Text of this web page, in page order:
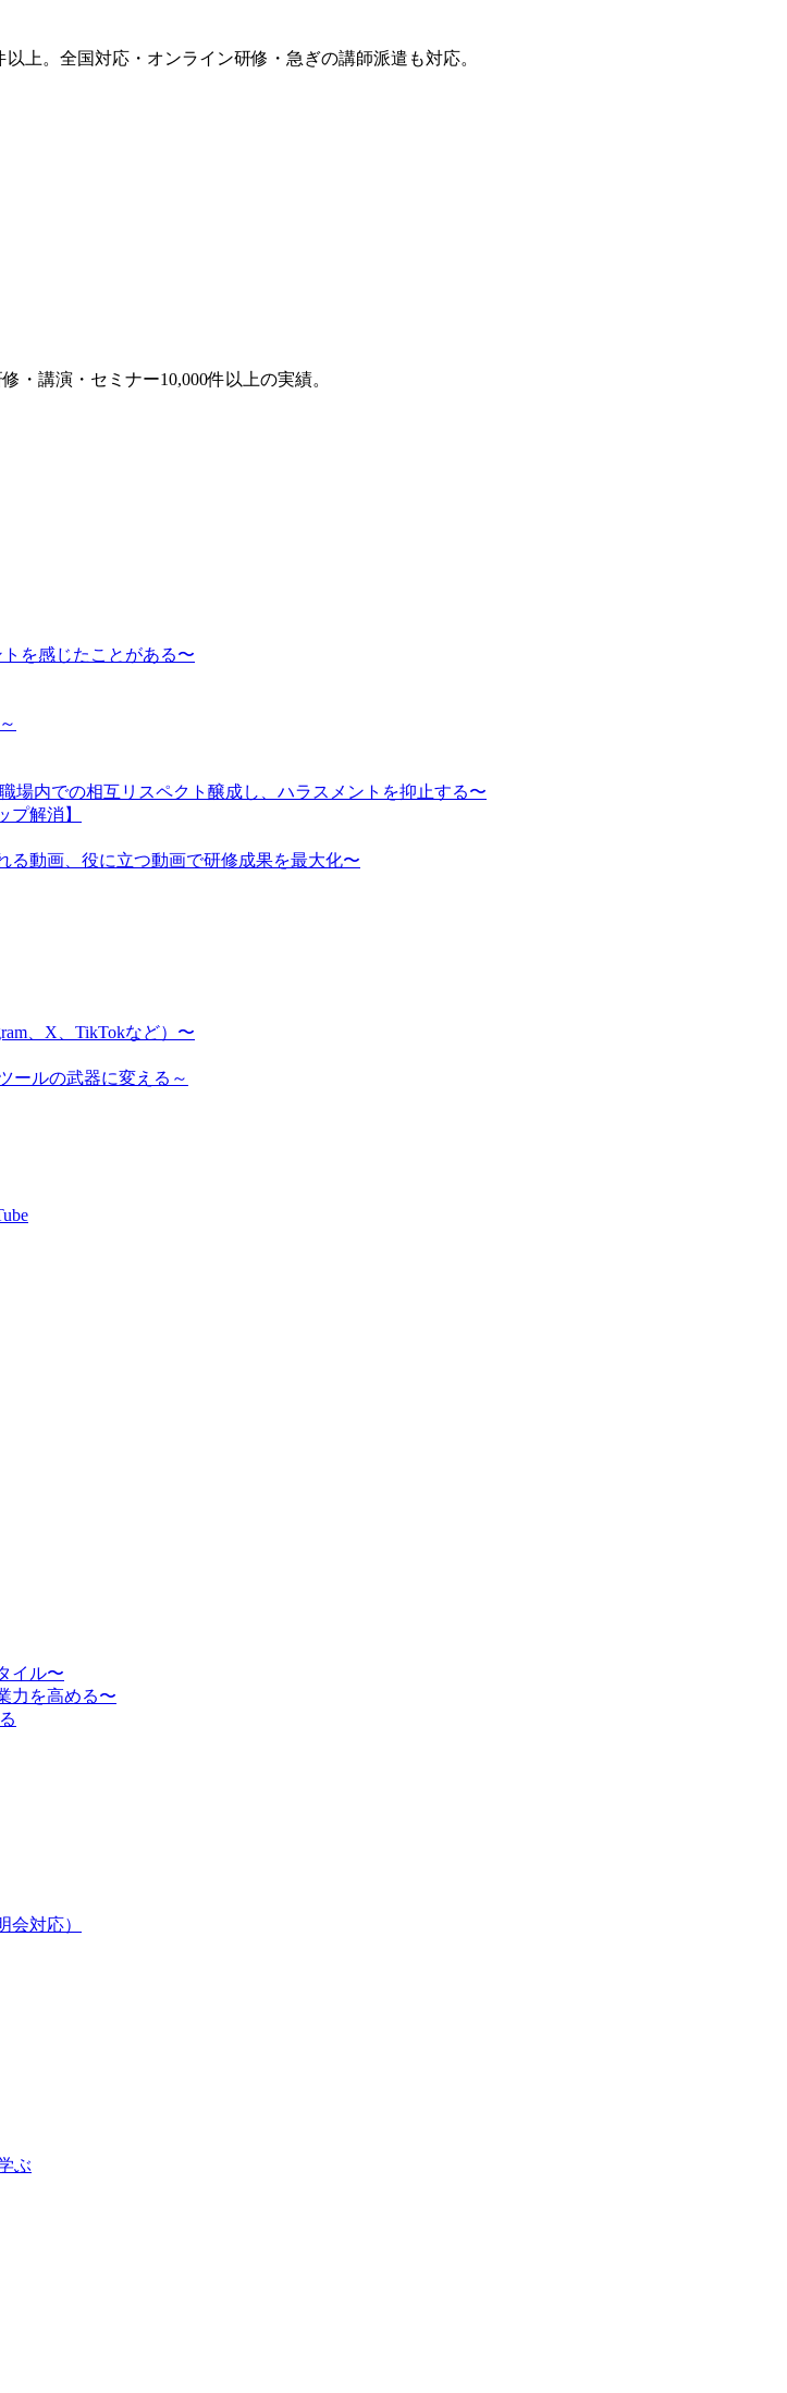
上。全国対応・オンライン研修・急ぎの講師派遣も対応。
・講演・セミナー10,000件以上の実績。
を感じたことがある〜
場内での相互リスペクト醸成し、ハラスメントを抑止する〜
解消】
動画、役に立つ動画で研修成果を最大化〜
、X、TikTokなど）〜
ールの武器に変える～
イル〜
力を高める〜
対応）
ぶ